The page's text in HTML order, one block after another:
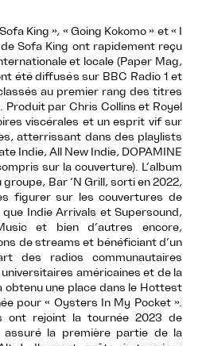
King », « Going Kokomo » et « I
Sofa King ont rapidement reçu
et locale (Paper Mag,
été diffusés sur BBC Radio 1 et
au premier rang des titres
Produit par Chris Collins et Royel
viscérales et un esprit vif sur
atterrissant dans des playlists
Indie, All New Indie, DOPAMINE
sur la couverture). L’album
Bar ‘N Grill, sorti en 2022,
figurer sur les couvertures de
Indie Arrivals et Supersound,
et bien d’autres encore,
de streams et bénéficiant d’un
des radios communautaires
américaines et de la
obtenu une place dans le Hottest
pour « Oysters In My Pocket ».
ont rejoint la tournée 2023 de
la première partie de la